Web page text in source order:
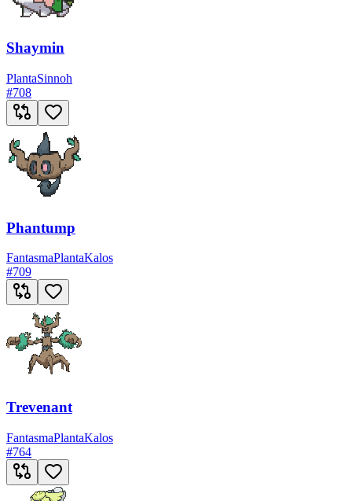
Shaymin
PlantaSinnoh
#708
Phantump
FantasmaPlantaKalos
#709
Trevenant
FantasmaPlantaKalos
#764